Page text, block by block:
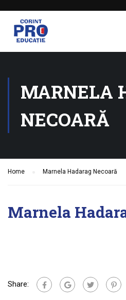
MARNELA
NECOARĂ
Home Marnela Hadarag Necoară
Marnela
Share: